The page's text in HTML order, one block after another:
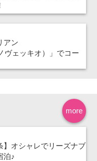
アン
ヴェッキオ）」でコー
more
】オシャレでリーズナブ
泊♪